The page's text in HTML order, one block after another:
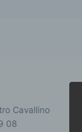
Cavallino
08